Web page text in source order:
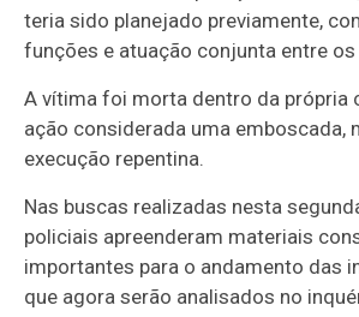
teria sido planejado previamente,
funções e atuação conjunta entre os
A vítima foi morta dentro da própria
ação considerada uma emboscada,
execução repentina.
Nas buscas realizadas nesta
policiais apreenderam materiais
importantes para o andamento das
que agora serão analisados no